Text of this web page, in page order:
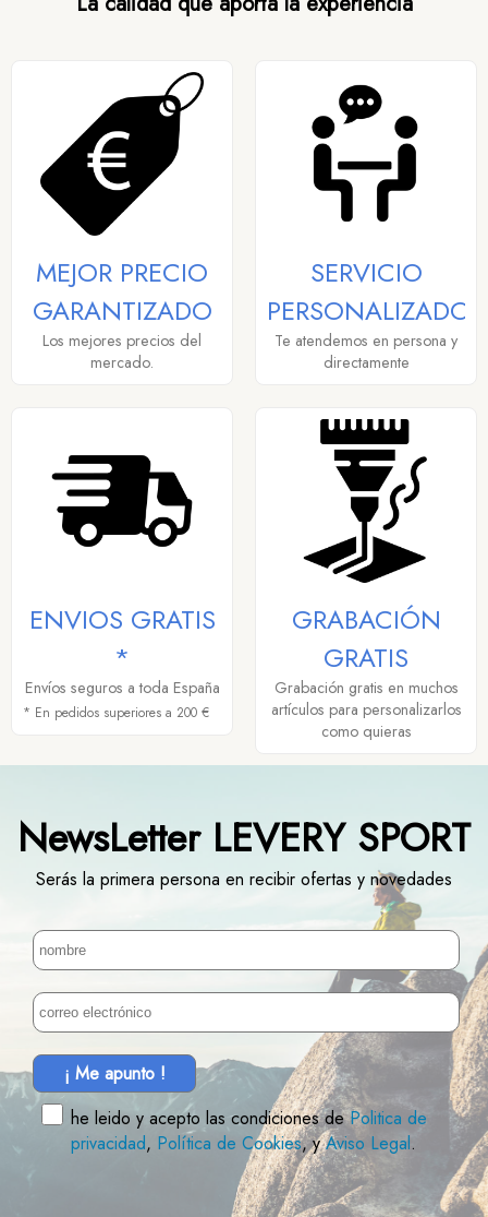
MEJOR PRECIO
GARANTIZADO
Los mejores precios del
mercado.
SERVICIO
PERSONALIZADO
Te atendemos en persona y
directamente
ENVIOS GRATIS
*
Envíos seguros a toda España
* En pedidos superiores a 200 €
GRABACIÓN
GRATIS
Grabación gratis en muchos
artículos para personalizarlos
como quieras
NewsLetter LEVERY SPORT
Serás la primera persona en recibir ofertas y novedades
¡ Me apunto !
he leido y acepto las condiciones dePolitica de
privacidad, Política de Cookies, yAviso Legal.